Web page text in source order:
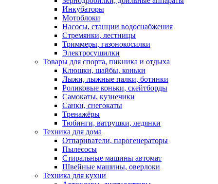
Инкубаторы
Мотоблоки
Насосы, станции водоснабжения
Стремянки, лестницы
Триммеры, газонокосилки
Электросушилки
Товары для спорта, пикника и отдыха
Клюшки, шайбы, коньки
Лыжи, лыжные палки, ботинки
Роликовые коньки, скейтборды
Самокаты, кузнечики
Санки, снегокаты
Тренажёры
Тюбинги, ватрушки, ледянки
Техника для дома
Отпариватели, парогенераторы
Пылесосы
Стиральные машины автомат
Швейные машины, оверлоки
Техника для кухни